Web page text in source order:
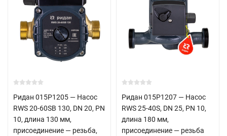
Ридан 015P1205 — Насос
RWS 20-60SB 130, DN 20, PN
10, длина 130 мм,
присоединение — резьба,
Ридан 015P1207 — Насос
RWS 25-40S, DN 25, PN 10,
длина 180 мм,
присоединение — резьба